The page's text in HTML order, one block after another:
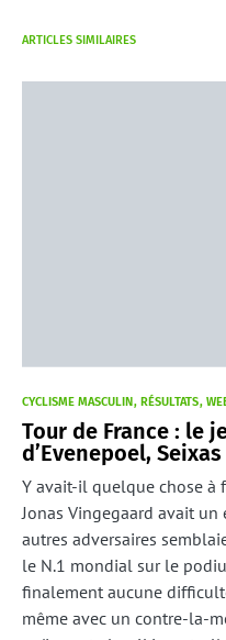
ARTICLES SIMILAIRES
CYCLISME MASCULIN RÉSULTATS
Tour de France : le
d’Evenepoel,
Y avait-il quelque chose à
Jonas Vingegaard avait
autres adversaires
le N.1 mondial sur le
finalement aucune
même avec un contre-la-